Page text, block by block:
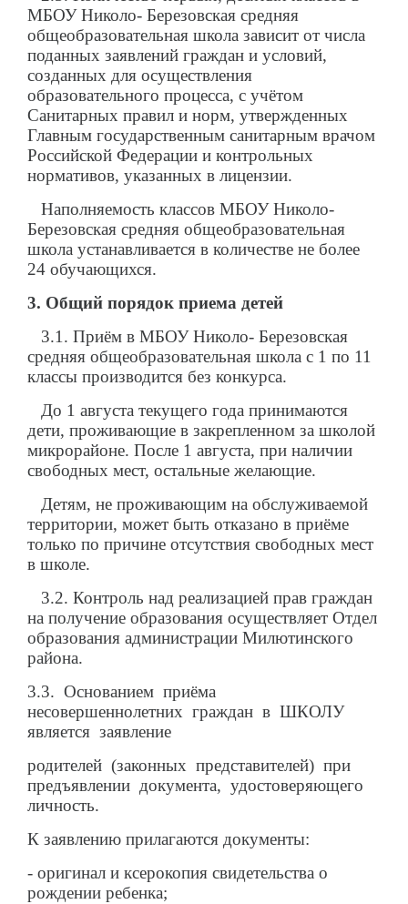
МБОУ Николо- Березовская средняя
общеобразовательная школа зависит от числа
поданных заявлений граждан и условий,
созданных для осуществления
образовательного процесса, с учётом
Санитарных правил и норм, утвержденных
Главным государственным санитарным врачом
Российской Федерации и контрольных
нормативов, указанных в лицензии.
Наполняемость классов МБОУ Николо-
Березовская средняя общеобразовательная
школа устанавливается в количестве не более
24 обучающихся.
3. Общий порядок приема детей
3.1. Приём в МБОУ Николо- Березовская
средняя общеобразовательная школа с 1 по 11
классы производится без конкурса.
До 1 августа текущего года принимаются
дети, проживающие в закрепленном за школой
микрорайоне. После 1 августа, при наличии
свободных мест, остальные желающие.
Детям, не проживающим на обслуживаемой
территории, может быть отказано в приёме
только по причине отсутствия свободных мест
в школе.
3.2. Контроль над реализацией прав граждан
на получение образования осуществляет Отдел
образования администрации Милютинского
района.
3.3. Основанием приёма
несовершеннолетних граждан в ШКОЛУ
является заявление
родителей (законных представителей) при
предъявлении документа, удостоверяющего
личность.
К заявлению прилагаются документы:
- оригинал и ксерокопия свидетельства о
рождении ребенка;